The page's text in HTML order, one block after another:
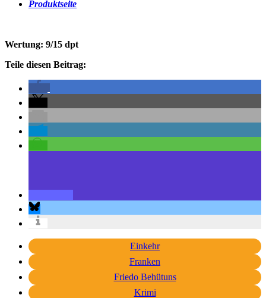
Produktseite
Wertung: 9/15 dpt
Teile diesen Beitrag:
Einkehr
Franken
Friedo Behütuns
Krimi